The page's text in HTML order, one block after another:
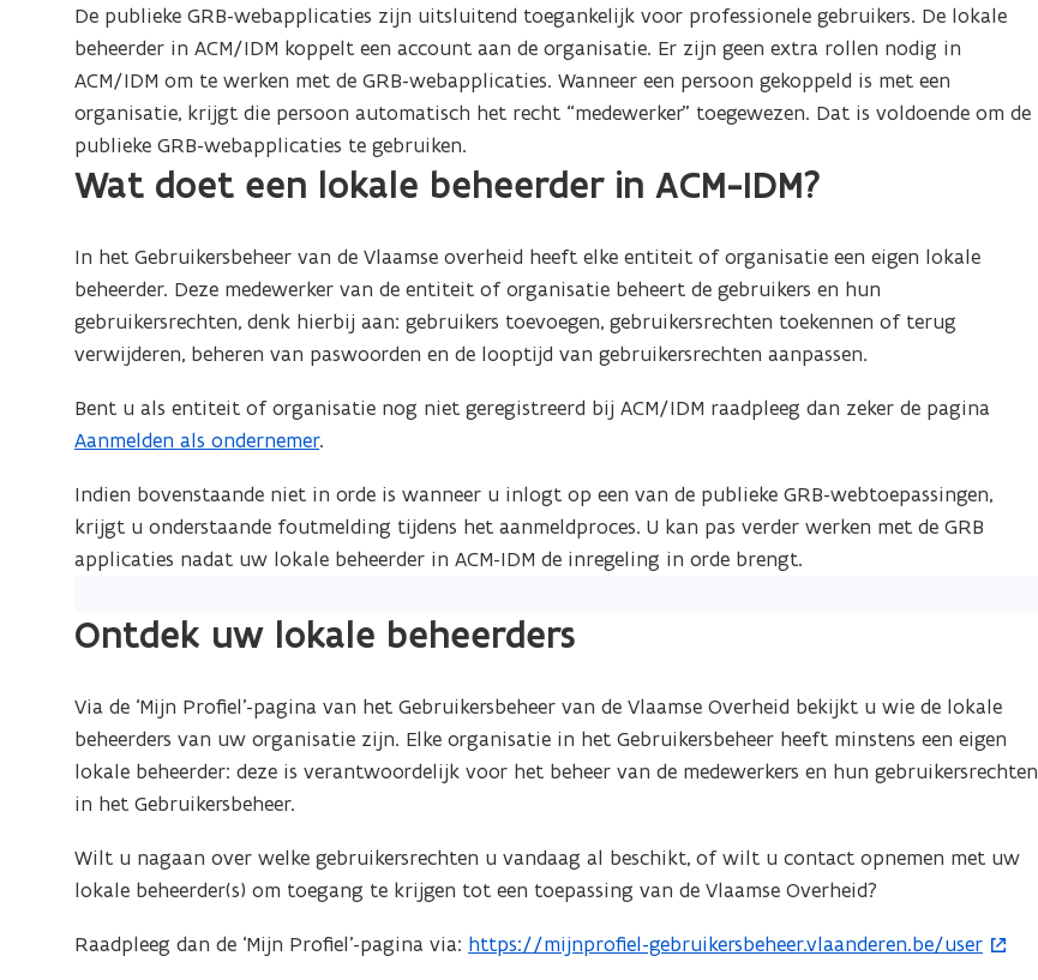
i
n
e
w
v
e
n
e
r
)
e
n
t
i
n
n
n
s
e
r
)
p
e
n
t
i
n
i
e
u
w
e
n
e
De publieke GRB-webapplicaties zijn uitsluitend toegankelijk voor professionele gebruikers. De lokale
beheerder in ACM/IDM koppelt een account aan de organisatie. Er zijn geen extra rollen nodig in
ACM/IDM om te werken met de GRB-webapplicaties. Wanneer een persoon gekoppeld is met een
organisatie, krijgt die persoon automatisch het recht “medewerker” toegewezen. Dat is voldoende om de
publieke GRB-webapplicaties te gebruiken.
Wat doet een lokale beheerder in ACM-IDM?
In het Gebruikersbeheer van de Vlaamse overheid heeft elke entiteit of organisatie een eigen lokale
beheerder. Deze medewerker van de entiteit of organisatie beheert de gebruikers en hun
gebruikersrechten, denk hierbij aan: gebruikers toevoegen, gebruikersrechten toekennen of terug
verwijderen, beheren van paswoorden en de looptijd van gebruikersrechten aanpassen.
Bent u als entiteit of organisatie nog niet geregistreerd bij ACM/IDM raadpleeg dan zeker de pagina
Aanmelden als ondernemer.
Indien bovenstaande niet in orde is wanneer u inlogt op een van de publieke GRB-webtoepassingen,
krijgt u onderstaande foutmelding tijdens het aanmeldproces. U kan pas verder werken met de GRB
applicaties nadat uw lokale beheerder in ACM-IDM de inregeling in orde brengt.
Ontdek uw lokale beheerders
Via de ‘Mijn Profiel’-pagina van het Gebruikersbeheer van de Vlaamse Overheid bekijkt u wie de lokale
beheerders van uw organisatie zijn. Elke organisatie in het Gebruikersbeheer heeft minstens een eigen
lokale beheerder: deze is verantwoordelijk voor het beheer van de medewerkers en hun gebruikersrechten
in het Gebruikersbeheer.
Wilt u nagaan over welke gebruikersrechten u vandaag al beschikt, of wilt u contact opnemen met uw
lokale beheerder(s) om toegang te krijgen tot een toepassing van de Vlaamse Overheid?
Raadpleeg dan de ‘Mijn Profiel’-pagina via: https://mijnprofiel-gebruikersbeheer.vlaanderen.be/user
(